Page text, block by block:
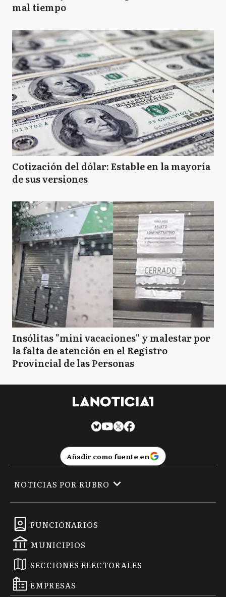
mal tiempo
Cotización del dólar: Estable en la mayoría
de sus versiones
Insólitas "mini vacaciones" y malestar por
la falta de atención en el Registro
Provincial de las Personas
Añadir como fuente en
FUNCIONARIOS
MUNICIPIOS
SECCIONES ELECTORALES
EMPRESAS
NOTICIAS POR RUBRO